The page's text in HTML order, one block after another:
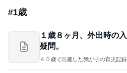
#1歳
１歳８ヶ月、外出時の
疑問。
４０歳で出産した我が子の育児記